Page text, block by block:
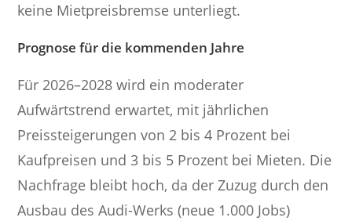
keine Mietpreisbremse unterliegt.
Prognose für die kommenden Jahre
Für 2026–2028 wird ein moderater
Aufwärtstrend erwartet, mit jährlichen
Preissteigerungen von 2 bis 4 Prozent bei
Kaufpreisen und 3 bis 5 Prozent bei Mieten. Die
Nachfrage bleibt hoch, da der Zuzug durch den
Ausbau des Audi-Werks (neue 1.000 Jobs)